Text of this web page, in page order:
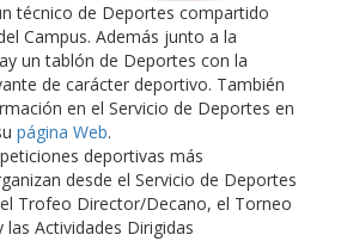
técnico de Deportes compartido
Campus. Además junto a la
un tablón de Deportes con la
de carácter deportivo. También
en el Servicio de Deportes en
página Web.
deportivas más
desde el Servicio de Deportes
Trofeo Director/Decano, el Torneo
Actividades Dirigidas